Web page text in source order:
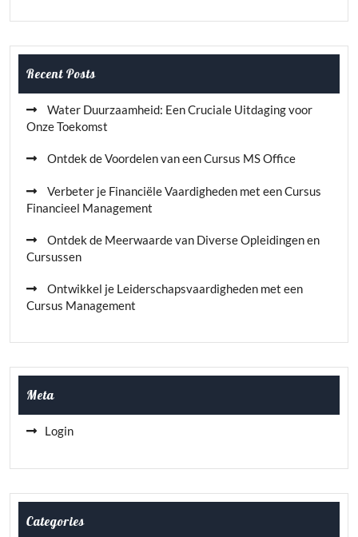
Recent Posts
Water Duurzaamheid: Een Cruciale Uitdaging voor
Onze Toekomst
Ontdek de Voordelen van een Cursus MS Office
Verbeter je Financiële Vaardigheden met een Cursus
Financieel Management
Ontdek de Meerwaarde van Diverse Opleidingen en
Cursussen
Ontwikkel je Leiderschapsvaardigheden met een
Cursus Management
Meta
Login
Categories